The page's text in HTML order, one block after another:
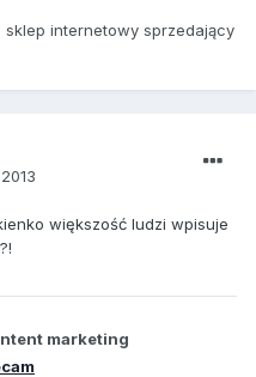
sklep internetowy sprzedający
większość ludzi wpisuje
marketing